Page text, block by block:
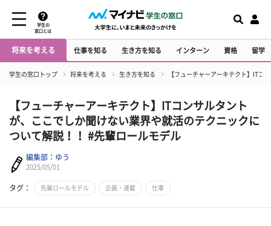
学生の
窓口とは
将来を考える 仕事を知る 生き方を知る インターン 資格 留学
学生の窓口トップ 将来を考える 生き方を知る 【フューチャーアーキテクト】ITコ
【フューチャーアーキテクト】ITコンサルタント
が、ここでしか聞けない業界や就活のテクニックに
ついて解説！！ #先輩ロールモデル
編集部：ゆう
2025/05/01
タグ： 先輩ロールモデル 企画・連載 仕事